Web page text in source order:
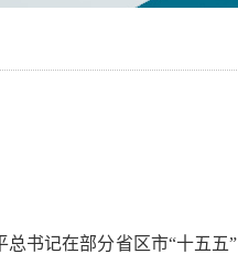
总书记在部分省区市“十五五”